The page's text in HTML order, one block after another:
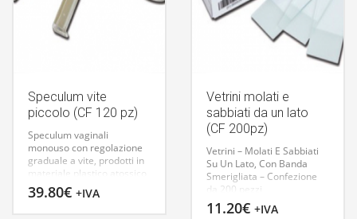
Speculum vite
piccolo (CF 120 pz)
Speculum vaginali
monouso con regolazione
graduale a vite, prodotti in
materiale plastico atossico
trasparente, confezionati
singolarmente in materiale
39.80€ +IVA
Vetrini molati e
sabbiati da un lato
(CF 200pz)
Vetrini – Molati E Sabbiati
Su Un Lato, Con Banda
Smerigliata – Confezione
da 200 pezzi
11.20€ +IVA